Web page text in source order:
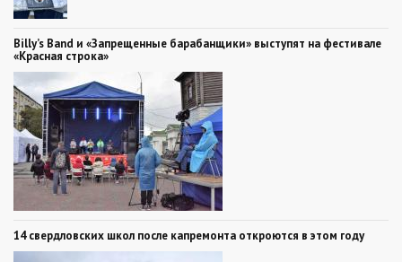
Billy’s Band и «Запрещенные барабанщики» выступят на фестивале
«Красная строка»
14 свердловских школ после капремонта откроются в этом году